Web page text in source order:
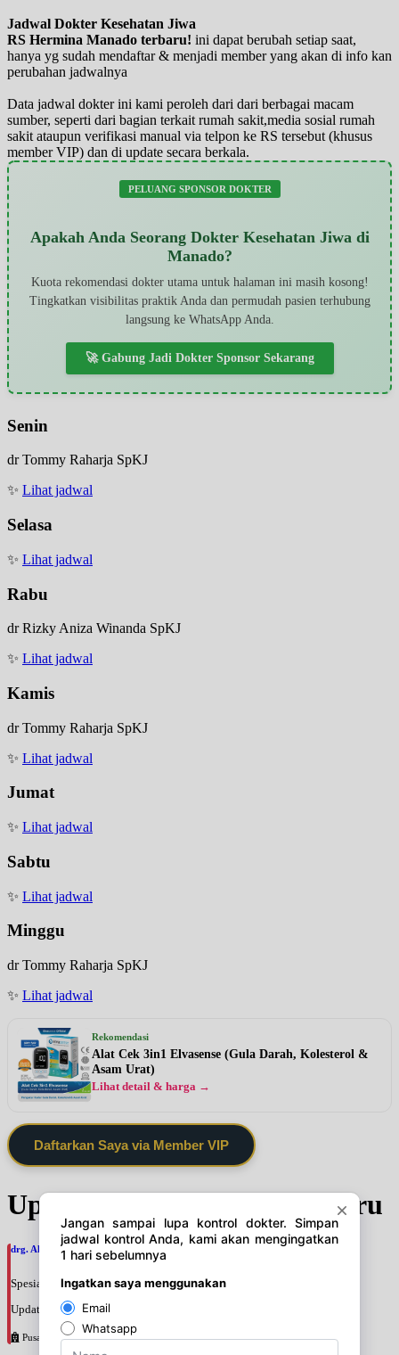
Jadwal Dokter Kesehatan Jiwa
RS Hermina Manado terbaru! ini dapat berubah setiap saat,
hanya yg sudah mendaftar & menjadi member yang akan di info kan
perubahan jadwalnya
Data jadwal dokter ini kami peroleh dari dari berbagai macam
sumber, seperti dari bagian terkait rumah sakit,media sosial rumah
sakit ataupun verifikasi manual via telpon ke RS tersebut (khusus
member VIP) dan di update secara berkala.
PELUANG SPONSOR DOKTER
Apakah Anda Seorang Dokter Kesehatan Jiwa di
Manado?
Kuota rekomendasi dokter utama untuk halaman ini masih kosong!
Tingkatkan visibilitas praktik Anda dan permudah pasien terhubung
langsung ke WhatsApp Anda.
🚀 Gabung Jadi Dokter Sponsor Sekarang
Senin
dr Tommy Raharja SpKJ
✨ Lihat jadwal
Selasa
✨ Lihat jadwal
Rabu
dr Rizky Aniza Winanda SpKJ
✨ Lihat jadwal
Kamis
dr Tommy Raharja SpKJ
✨ Lihat jadwal
Jumat
✨ Lihat jadwal
Sabtu
✨ Lihat jadwal
Minggu
dr Tommy Raharja SpKJ
✨ Lihat jadwal
Rekomendasi
Alat Cek 3in1 Elvasense (Gula Darah, Kolesterol &
Asam Urat)
Lihat detail & harga →
Daftarkan Saya via Member VIP
Update Jadwal Dokter terbaru
drg. Ahmad Zulkifli, SpBM
Spesialis: Gigi
Update terakhir: 2026-08-06 12:42:05
Pusat Pertamina